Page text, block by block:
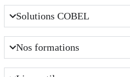
Solutions COBEL
Nos formations